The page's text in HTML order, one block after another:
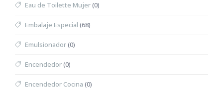
Eau de Toilette Mujer(0)
Embalaje Especial (68)
Emulsionador(0)
Encendedor(0)
Encendedor Cocina (0)